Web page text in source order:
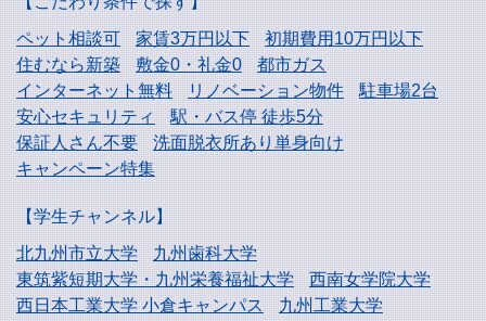
ペット相談可
家賃3万円以下
初期費用10万円以下
住むなら新築
敷金0・礼金0
都市ガス
インターネット無料
リノベーション物件
駐車場2台
安心セキュリティ
駅・バス停 徒歩5分
保証人さん不要
洗面脱衣所あり単身向け
キャンペーン特集
【学生チャンネル】
北九州市立大学
九州歯科大学
東筑紫短期大学・九州栄養福祉大学
西南女学院大学
西日本工業大学小倉キャンパス
九州工業大学